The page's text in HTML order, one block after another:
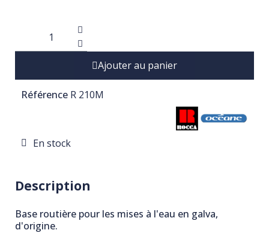
Ajouter au panier
Référence R 210M
En stock
Description
Base routière pour les mises à l'eau en galva,
d'origine.